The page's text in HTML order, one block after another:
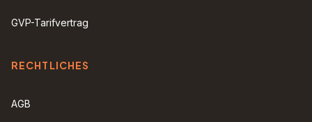
GVP-Tarifvertrag
RECHTLICHES
AGB